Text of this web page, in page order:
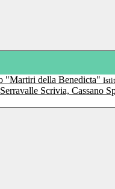
Serravalle Scrivia, Cassano